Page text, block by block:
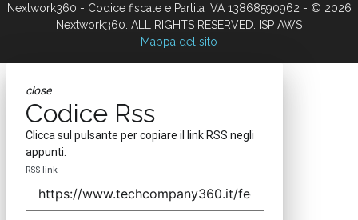
Nextwork360 - Codice fiscale e Partita IVA 13868590962 - © 2026
Nextwork360. ALL RIGHTS RESERVED. ISP AWS
Mappa del sito
close
Codice Rss
Clicca sul pulsante per copiare il link RSS negli
appunti.
RSS link